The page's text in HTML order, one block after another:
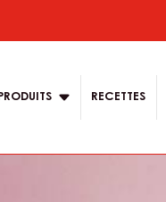
PRODUITS RECETTES